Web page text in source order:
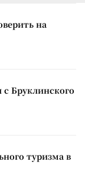
на
Бруклинского
туризма в